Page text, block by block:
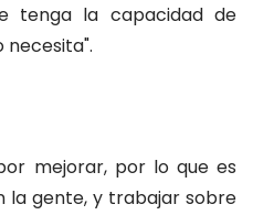
tenga la capacidad de
necesita".
mejorar, por lo que es
la gente, y trabajar sobre